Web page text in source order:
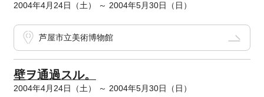
2004年4月24日（土） ～ 2004年5月30日（日）
芦屋市立美術博物館
壁ヲ通過スル。
2004年4月24日（土） ～ 2004年5月30日（日）